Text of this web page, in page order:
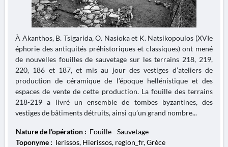
À Akanthos, B. Tsigarida, O. Nasioka et K. Natsikopoulos (XVIe
éphorie des antiquités préhistoriques et classiques) ont mené
de nouvelles fouilles de sauvetage sur les terrains 218, 219,
220, 186 et 187, et mis au jour des vestiges d’ateliers de
production de céramique de l’époque hellénistique et des
espaces de vente de cette production. La fouille des terrains
218-219 a livré un ensemble de tombes byzantines, des
vestiges de bâtiments détruits, ainsi qu’un grand nombre...
Nature de l'opération : Fouille - Sauvetage
Toponyme : Ierissos, Hierissos, region_fr, Grèce